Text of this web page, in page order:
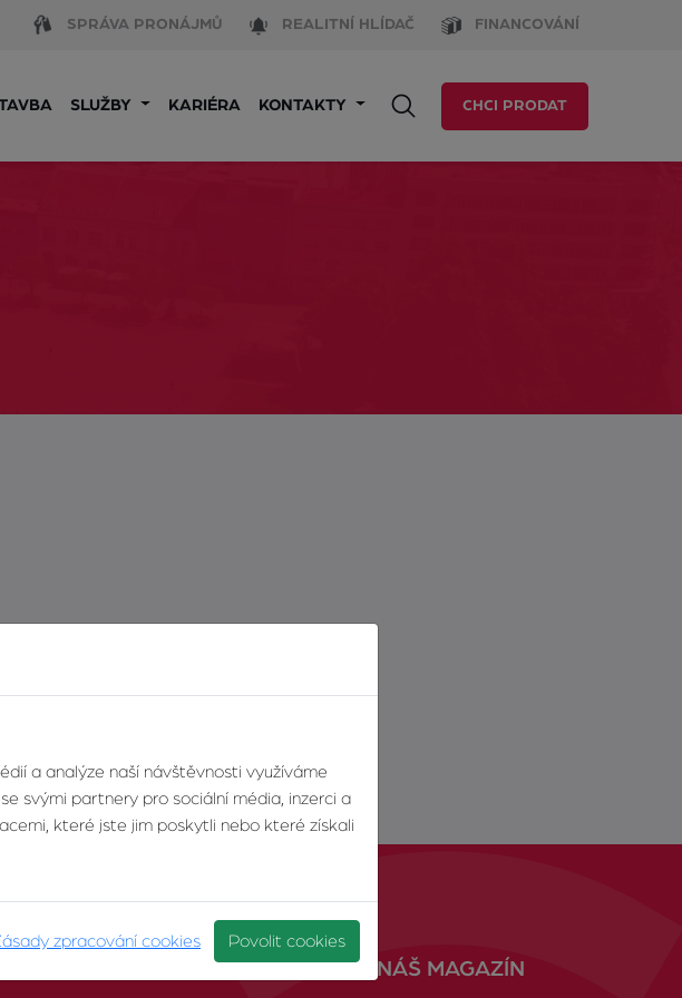
SPRÁVA PRONÁJMŮ REALITNÍ HLÍDAČ FINANCOVÁNÍ
SLUŽBY KARIÉRA KONTAKTY CHCI PRODAT
NÁŠ MAGAZÍN
a analýze naší návštěvnosti využíváme
svými partnery pro sociální média, inzerci a
které jste jim poskytli nebo které získali
zpracování cookies Povolit cookies